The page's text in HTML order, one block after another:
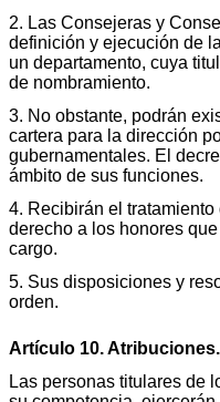
2. Las Consejeras y
definición y ejecución de
un departamento, cuya
de nombramiento.
3. No obstante, podrán
cartera para la dirección
gubernamentales. El
ámbito de sus funciones.
4. Recibirán el
derecho a los honores
cargo.
5. Sus disposiciones y
orden.
Artículo 10. Atribuciones.
Las personas titulares de